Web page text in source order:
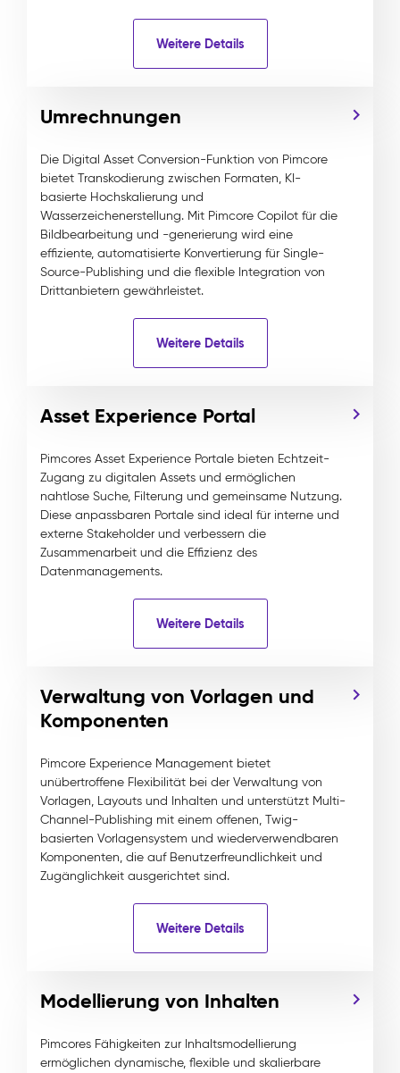
Weitere Details
Umrechnungen
Die Digital Asset Conversion-Funktion von Pimcore
bietet Transkodierung zwischen Formaten, KI-
basierte Hochskalierung und
Wasserzeichenerstellung. Mit Pimcore Copilot für die
Bildbearbeitung und -generierung wird eine
effiziente, automatisierte Konvertierung für Single-
Source-Publishing und die flexible Integration von
Drittanbietern gewährleistet.
Weitere Details
Asset Experience Portal
Pimcores Asset Experience Portale bieten Echtzeit-
Zugang zu digitalen Assets und ermöglichen
nahtlose Suche, Filterung und gemeinsame Nutzung.
Diese anpassbaren Portale sind ideal für interne und
externe Stakeholder und verbessern die
Zusammenarbeit und die Effizienz des
Datenmanagements.
Weitere Details
Verwaltung von Vorlagen und
Komponenten
Pimcore Experience Management bietet
unübertroffene Flexibilität bei der Verwaltung von
Vorlagen, Layouts und Inhalten und unterstützt Multi-
Channel-Publishing mit einem offenen, Twig-
basierten Vorlagensystem und wiederverwendbaren
Komponenten, die auf Benutzerfreundlichkeit und
Zugänglichkeit ausgerichtet sind.
Weitere Details
Modellierung von Inhalten
Pimcores Fähigkeiten zur Inhaltsmodellierung
ermöglichen dynamische, flexible und skalierbare